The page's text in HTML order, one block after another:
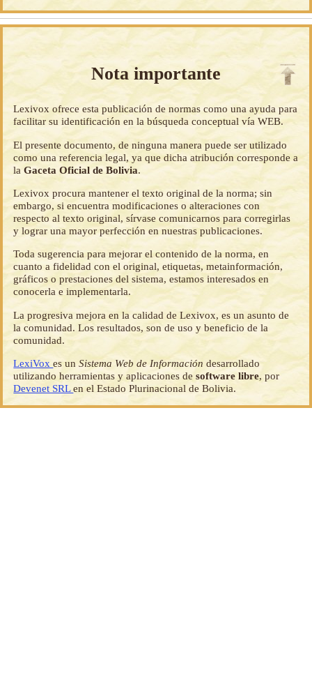
Nota importante
Lexivox ofrece esta publicación de normas como una ayuda para
facilitar su identificación en la búsqueda conceptual vía WEB.
El presente documento, de ninguna manera puede ser utilizado
como una referencia legal, ya que dicha atribución corresponde a
laGaceta Oficial de Bolivia.
Lexivox procura mantener el texto original de la norma; sin
embargo, si encuentra modificaciones o alteraciones con
respecto al texto original, sírvase comunicarnos para corregirlas
y lograr una mayor perfección en nuestras publicaciones.
Toda sugerencia para mejorar el contenido de la norma, en
cuanto a fidelidad con el original, etiquetas, metainformación,
gráficos o prestaciones del sistema, estamos interesados en
conocerla e implementarla.
La progresiva mejora en la calidad de Lexivox, es un asunto de
la comunidad. Los resultados, son de uso y beneficio de la
comunidad.
LexiVoxes unSistema Web de Información desarrollado
utilizando herramientas y aplicaciones desoftware libre, por
Devenet SRLen el Estado Plurinacional de Bolivia.